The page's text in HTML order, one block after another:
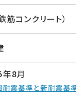
筋コンクリート）
8月
耐震基準と新耐震基